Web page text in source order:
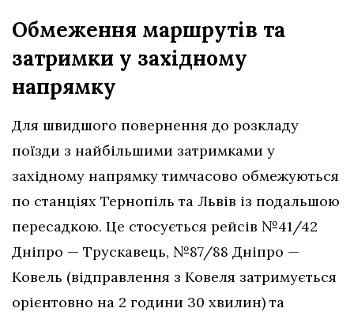
Обмеження маршрутів та
затримки у західному
напрямку
Для швидшого повернення до розкладу
поїзди з найбільшими затримками у
західному напрямку тимчасово обмежуються
по станціях Тернопіль та Львів із подальшою
пересадкою. Це стосується рейсів №41/42
Дніпро — Трускавець, №87/88 Дніпро —
Ковель (відправлення з Ковеля затримується
орієнтовно на 2 години 30 хвилин) та